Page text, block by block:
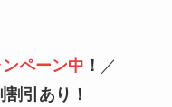
ペーン中 ！ ／
引あり！